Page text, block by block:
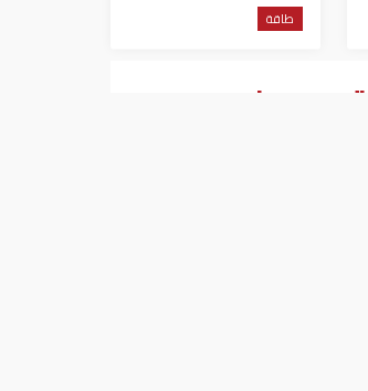
منسوب نهر الدانوب
طاقة
عروض